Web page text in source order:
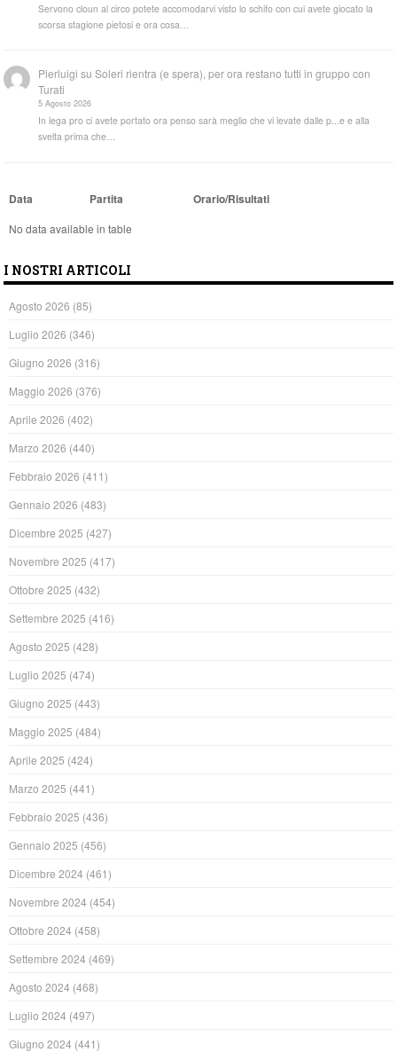
Servono cloun al circo potete accomodarvi visto lo schifo con cui avete giocato la
scorsa stagione pietosi e ora cosa…
Pierluigi suSoleri rientra (e spera), per ora restano tutti in gruppo con
Turati
5 Agosto 2026
In lega pro ci avete portato ora penso sarà meglio che vi levate dalle p...e e alla
svelta prima che…
Data Partita Orario/Risultati
No data available in table
I NOSTRI ARTICOLI
Agosto 2026 (85)
Luglio 2026 (346)
Giugno 2026 (316)
Maggio 2026 (376)
Aprile 2026 (402)
Marzo 2026 (440)
Febbraio 2026 (411)
Gennaio 2026 (483)
Dicembre 2025 (427)
Novembre 2025 (417)
Ottobre 2025 (432)
Settembre 2025 (416)
Agosto 2025 (428)
Luglio 2025 (474)
Giugno 2025 (443)
Maggio 2025 (484)
Aprile 2025 (424)
Marzo 2025 (441)
Febbraio 2025 (436)
Gennaio 2025 (456)
Dicembre 2024 (461)
Novembre 2024 (454)
Ottobre 2024 (458)
Settembre 2024 (469)
Agosto 2024 (468)
Luglio 2024 (497)
Giugno 2024 (441)